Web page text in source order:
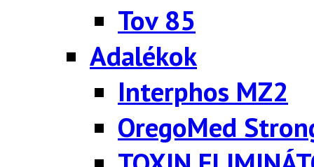
Tov 85
Adalékok
Interphos MZ2
OregoMed